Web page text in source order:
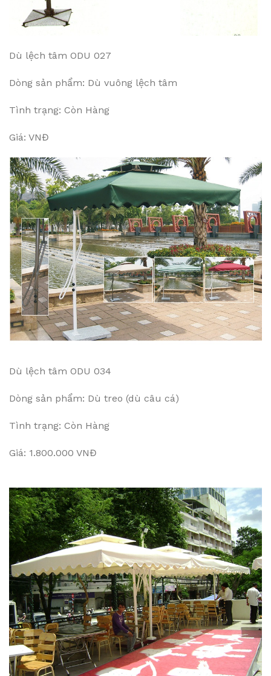
Dù lệch tâm ODU 027
Dòng sản phẩm: Dù vuông lệch tâm
Tình trạng: Còn Hàng
Giá: VNĐ
Dù lệch tâm ODU 034
Dòng sản phẩm: Dù treo (dù câu cá)
Tình trạng: Còn Hàng
Giá: 1.800.000 VNĐ